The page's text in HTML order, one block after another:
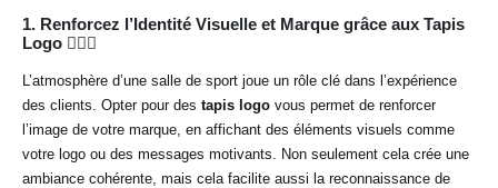
1. Renforcez l’Identité Visuelle et Marque grâce aux Tapis
Logo 🏋️‍♂️✨
L’atmosphère d’une salle de sport joue un rôle clé dans l’expérience
des clients. Opter pour des tapis logo vous permet de renforcer
l’image de votre marque, en affichant des éléments visuels comme
votre logo ou des messages motivants. Non seulement cela crée une
ambiance cohérente, mais cela facilite aussi la reconnaissance de